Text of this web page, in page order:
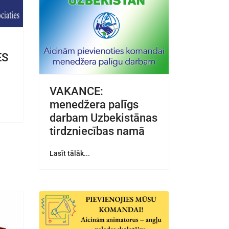
VAKANCE:
menedžera palīgs
darbam Uzbekistānas
tirdzniecības namā
Lasīt tālāk...